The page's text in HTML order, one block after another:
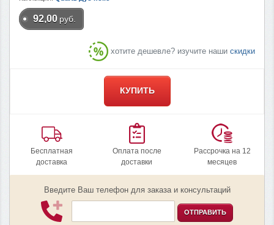
92,00 руб.
хотите дешевле? изучите наши скидки
КУПИТЬ
Бесплатная
доставка
Оплата после
доставки
Рассрочка на 12
месяцев
Введите Ваш телефон для заказа и консультаций
ОТПРАВИТЬ